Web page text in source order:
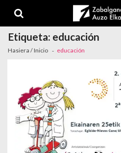
Etiqueta: educación
Hasiera / Inicio educación